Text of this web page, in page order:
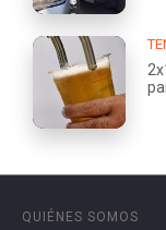
QUIÉNES SOMOS